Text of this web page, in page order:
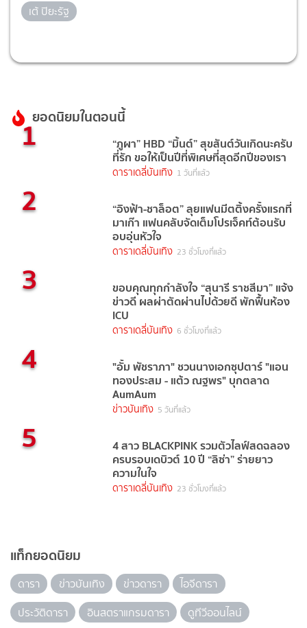
เต้ ปิยะรัฐ
ยอดนิยมในตอนนี้
1 “ภูผา” HBD “มิ้นต์” สุขสันต์วันเกิดนะครับ
ที่รัก ขอให้เป็นปีที่พิเศษที่สุดอีกปีของเรา
ดาราเดลี่บันเทิง 1 วันที่แล้ว
2 “อิงฟ้า-ชาล็อต” ลุยแฟนมีตติ้งครั้งแรกที่
มาเก๊า แฟนคลับจัดเต็มโปรเจ็คท์ต้อนรับ
อบอุ่นหัวใจ
ดาราเดลี่บันเทิง 23 ชั่วโมงที่แล้ว
3 ขอบคุณทุกกำลังใจ “สุนารี ราชสีมา” แจ้ง
ข่าวดี ผลผ่าตัดผ่านไปด้วยดี พักฟื้นห้อง
ICU
ดาราเดลี่บันเทิง 6 ชั่วโมงที่แล้ว
4 "อั้ม พัชราภา" ชวนนางเอกซุปตาร์ "แอน
ทองประสม - แต้ว ณฐพร" บุกตลาด
AumAum
ข่าวบันเทิง 5 วันที่แล้ว
5 4 สาว BLACKPINK รวมตัวไลฟ์สดฉลอง
ครบรอบเดบิวต์ 10 ปี “ลิซ่า” ร่ายยาว
ความในใจ
ดาราเดลี่บันเทิง 23 ชั่วโมงที่แล้ว
แท็กยอดนิยม
ดารา ข่าวบันเทิง ข่าวดารา
ไอจีดารา
ประวัติดารา
อินสตราแกรมดารา
ดูทีวีออนไลน์